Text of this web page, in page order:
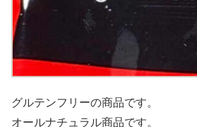
グルテンフリーの商品です。
オールナチュラル商品です。